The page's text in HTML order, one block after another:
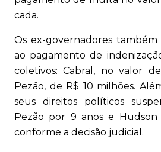
cada.
Os ex-governadores
ao pagamento de
coletivos: Cabral, no valor
Pezão, de R$ 10 milhões.
seus direitos políticos
Pezão por 9 anos e
conforme a decisão judicial.